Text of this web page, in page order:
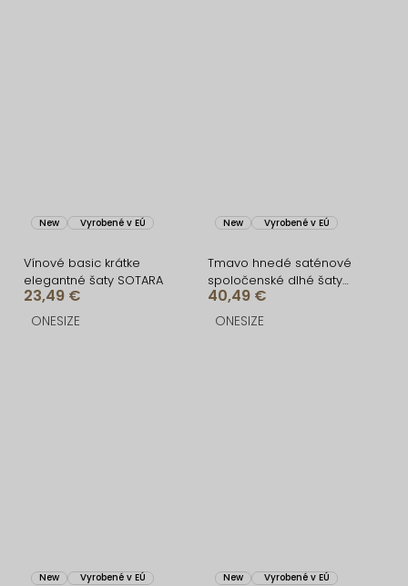
New Vyrobené v EÚ
Vínové basic krátke
elegantné šaty SOTARA
23,49 €
ONESIZE
New Vyrobené v EÚ
Tmavo hnedé saténové
spoločenské dlhé šaty
AMELIS
40,49 €
ONESIZE
New Vyrobené v EÚ New Vyrobené v EÚ